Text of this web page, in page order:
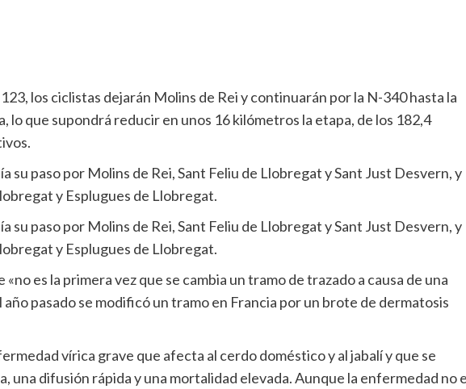
los ciclistas dejarán Molins de Rei y continuarán por la N-340 hasta la
lo que supondrá reducir en unos 16 kilómetros la etapa, de los 182,4
su paso por Molins de Rei, Sant Feliu de Llobregat y Sant Just Desvern, y
y Esplugues de Llobregat.
su paso por Molins de Rei, Sant Feliu de Llobregat y Sant Just Desvern, y
y Esplugues de Llobregat.
es la primera vez que se cambia un tramo de trazado a causa de una
pasado se modificó un tramo en Francia por un brote de dermatosis
vírica grave que afecta al cerdo doméstico y al jabalí y que se
una difusión rápida y una mortalidad elevada. Aunque la enfermedad no